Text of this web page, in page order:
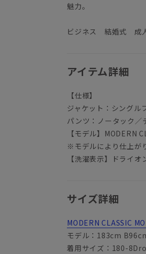
魅力。
ビジネス 結婚式 成
アイテム詳細
【仕様】
ジャケット：シングル
パンツ：ノータック／
【モデル】MODERN
※モデルにより仕上が
【洗濯表示】ドライオ
サイズ詳細
MODERN CLASSIC
モデル：183cm
着用サイズ：180-